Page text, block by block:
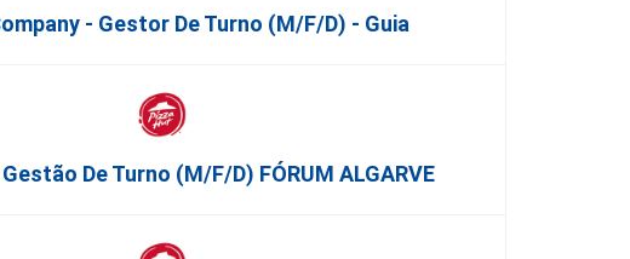
- Gestor De Turno (m/f/d) - Guia
De Turno (m/f/d) FÓRUM ALGARVE